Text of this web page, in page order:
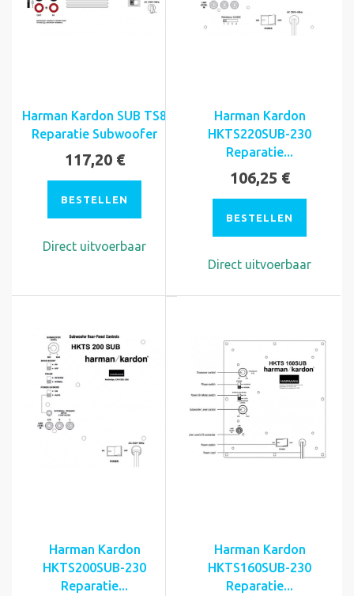
Harman Kardon SUB TS8
Reparatie Subwoofer
117,20 €
BESTELLEN
Direct uitvoerbaar
Harman Kardon
HKTS220SUB-230
Reparatie...
106,25 €
BESTELLEN
Direct uitvoerbaar
Harman Kardon
HKTS200SUB-230
Reparatie...
Harman Kardon
HKTS160SUB-230
Reparatie...